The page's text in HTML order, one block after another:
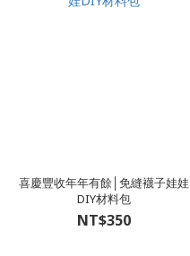
喜慶豐收年年有餘│免縫襪子娃娃
DIY材料包
NT$350